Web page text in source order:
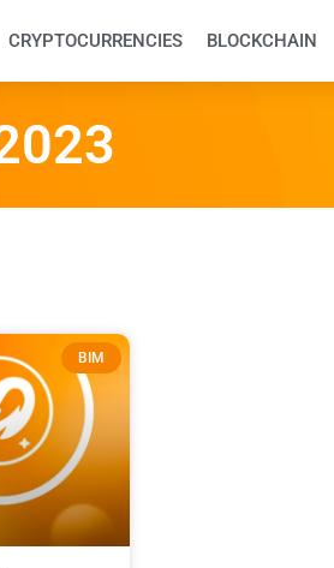
CRYPTOCURRENCIES BLOCKCHAIN
BIM